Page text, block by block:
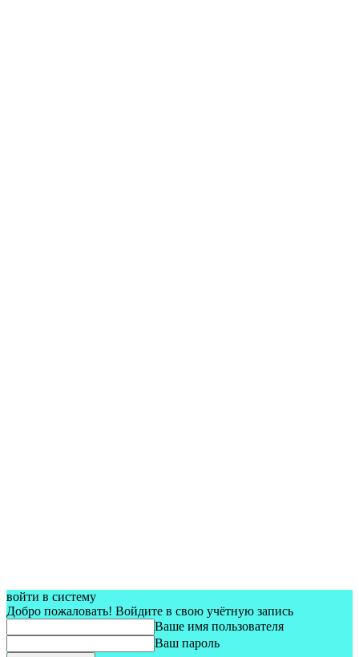
войти в систему
Добро пожаловать! Войдите в свою учётную запись
Ваше имя пользователя
Ваш пароль